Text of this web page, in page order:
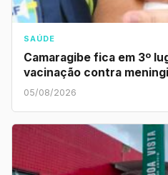
SAÚDE
Camaragibe fica em 3º
vacinação contra
05/08/2026